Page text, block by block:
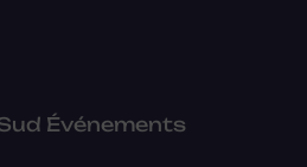
Événements